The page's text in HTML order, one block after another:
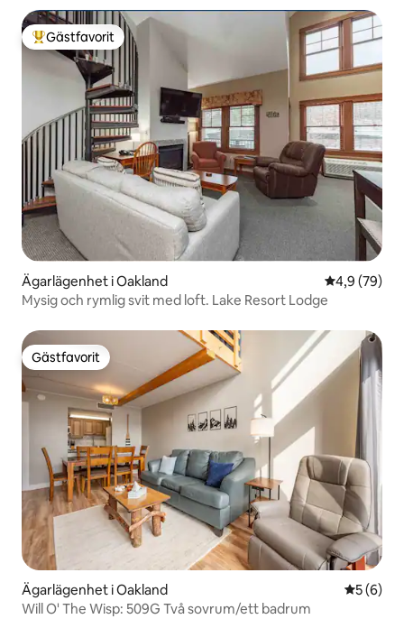
Populär gästfavorit
Gästfavorit
Ägarlägenhet i Oakland 4,9 av 5 i
4,9 (79)
Mysig och rymlig svit med loft. Lake Resort Lodge
Gästfavorit
Gästfavorit
Ägarlägenhet i Oakland 5 av 5 i
5 (6)
Will O' The Wisp: 509G Två sovrum/ett badrum